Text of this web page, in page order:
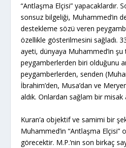
“Antlaşma Elçisi” yapacaklardır.
sonsuz bilgeliği, Muhammed’in
destekleme sözü veren
özellikle gösterilmesini sağladı.
ayeti, dünyaya Muhammed’in
peygamberlerden biri olduğunu
peygamberlerden, senden
İbrahim’den, Musa’dan ve
aldık. Onlardan sağlam bir misak
Kuran’a objektif ve samimi bir
Muhammed’in “Antlaşma Elçisi”
görecektir. M.P.’nin son birkaç